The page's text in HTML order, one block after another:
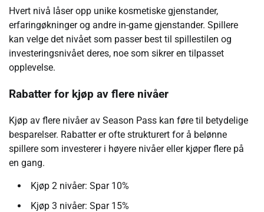
Hvert nivå låser opp unike kosmetiske gjenstander,
erfaringøkninger og andre in-game gjenstander. Spillere
kan velge det nivået som passer best til spillestilen og
investeringsnivået deres, noe som sikrer en tilpasset
opplevelse.
Rabatter for kjøp av flere nivåer
Kjøp av flere nivåer av Season Pass kan føre til betydelige
besparelser. Rabatter er ofte strukturert for å belønne
spillere som investerer i høyere nivåer eller kjøper flere på
en gang.
Kjøp 2 nivåer: Spar 10%
Kjøp 3 nivåer: Spar 15%